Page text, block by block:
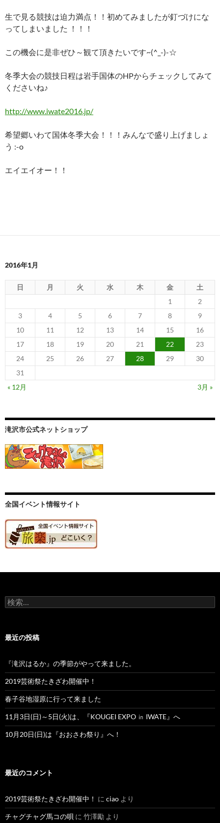
生で見る競技は迫力満点！！初めてみましたが釘づけにな
ってしまいました ！！！
この機会に是非ぜひ～観て頂きたいです~(^_-)-☆
冬季大会の競技日程は岩手国体のHPからチェックしてみて
くださいね♪
http://www.iwate2016.jp/
希望郷いわて国体冬季大会！！！みんなで盛り上げましょ
う :-o
エイエイオー！！
2016年1月
日 月 火 水 木 金
土
1
2
3
4 5 6 7 8
9
10
11 12 13 14 15
16
17
18 19 20 21 22
23
24
25 26 27 28 29
30
31
« 12月
3月 »
滝沢市公式ネットショップ
全国イベント情報サイト
検
索:
最近の投稿
『滝沢はるか』の季節がやって来ました。
2019芸術祭たきざわ開催中！
春子谷地湿原に行って来ました
11月3日(日)～5日(火)は、『KOUGEI EXPO ㏌ IWATE』へ
10月20日(日)は『おおさわ祭り』へ！
最近のコメント
2019芸術祭たきざわ開催中！ に ciao より
チャグチャグ馬コの唄 に 竹澤勵 より